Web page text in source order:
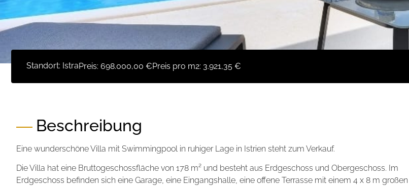
Standort: IstraPreis: 698.000,00 €Preis pro m2: 3.921,35 €
Beschreibung
Eine wunderschöne Villa mit Swimmingpool in ruhiger Lage in Istrien steht zum Verkauf.
Die Villa hat eine Bruttogeschossfläche von 178 m² und besteht aus Erdgeschoss und Obergeschoss. Im
Erdgeschoss befinden sich eine Garage, eine Eingangshalle, eine offene Terrasse mit einem 4 x 8 m großen